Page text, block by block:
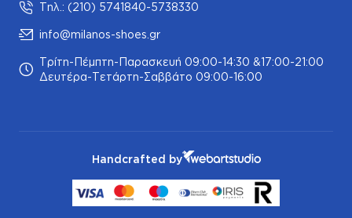
Τηλ.: (210) 5741840-5738330
info@milanos-shoes.gr
Τρίτη-Πέμπτη-Παρασκευή 09:00-14:30 &17:00-21:00
Δευτέρα-Τετάρτη-Σαββάτο 09:00-16:00
Handcrafted by